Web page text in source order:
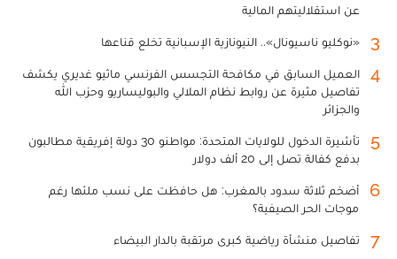
عن استقلاليتهم المالية
3 «نوكليو ناسيونال».. النيونازية الإسبانية تخلع قناعها
4
العميل السابق في مكافحة التجسس الفرنسي ماثيو غديري يكشف
تفاصيل مثيرة عن روابط نظام الملالي والبوليساريو وحزب الله
والجزائر
5
تأشيرة الدخول للولايات المتحدة: مواطنو 30 دولة إفريقية مطالبون
بدفع كفالة تصل إلى 20 ألف دولار
6
أضخم ثلاثة سدود بالمغرب: هل حافظت على نسب ملئها رغم
موجات الحر الصيفية؟
7 تفاصيل منشأة رياضية كبرى مرتقبة بالدار البيضاء